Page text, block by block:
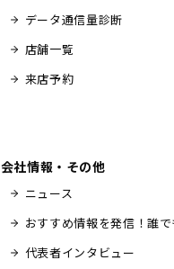
データ通信量診断
店舗一覧
来店予約
会社情報・その他
ニュース
おすすめ情報を発信！誰
代表者インタビュー